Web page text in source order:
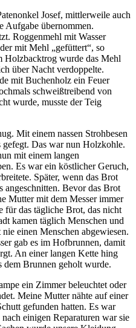
Josef, mittlerweile auch
Aufgabe übernommen.
Roggenmehl mit Wasser
mit Mehl
gefüttert , so
Holzbacktrog wurde das Mehl
über Nacht verdoppelte.
mit Buchenholz ein Feuer
schweißtreibend von
wurde, musste der Teig
Mit einem nassen Strohbesen
gefegt. Das war nun Holzkohle.
mit einem langen
Es war ein köstlicher Geruch,
Später, wenn das Brot
angeschnitten. Bevor das Brot
Mutter mit dem Messer immer
für das tägliche Brot, das nicht
kamen täglich Menschen und
einen Menschen abgewiesen.
gab es im Hofbrunnen, damit
An einer langen Kette hing
dem Brunnen geholt wurde.
ein Zimmer beleuchtet oder
Meine Mutter nähte auf einer
gefunden hatten. Es war
einigen Reparaturen war sie